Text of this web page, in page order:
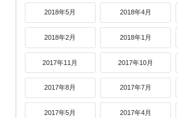
2018年5月 2018年4月
2018年2月 2018年1月
2017年11月 2017年10月
2017年8月 2017年7月
2017年5月 2017年4月